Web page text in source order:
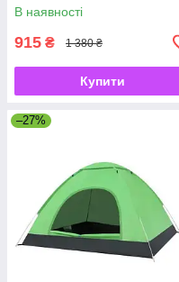
В наявності
915 ₴ 1 380 ₴
Купити
–27%